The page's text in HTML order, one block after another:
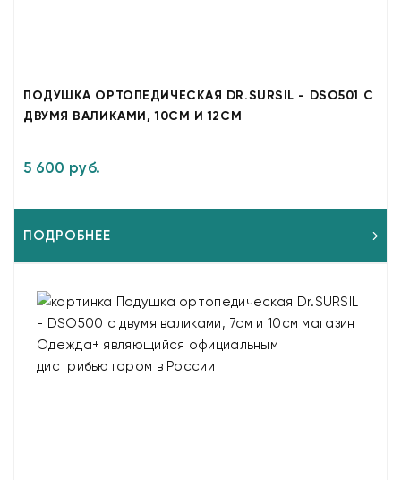
ПОДУШКА ОРТОПЕДИЧЕСКАЯ DR.SURSIL - DSO501 С
ДВУМЯ ВАЛИКАМИ, 10СМ И 12СМ
5 600 руб.
ПОДРОБНЕЕ